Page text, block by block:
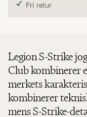
Fri retur
Legion S-Strike
Club kombinerer
merkets
kombinerer
mens S-Strike-